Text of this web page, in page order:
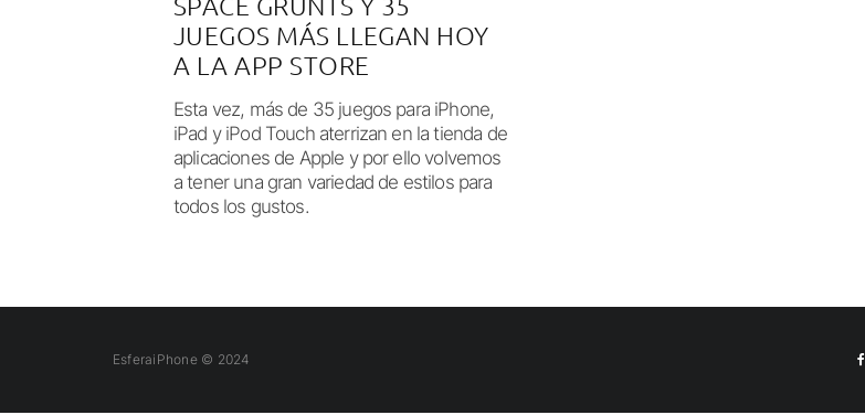
JUEGOS MÁS LLEGAN HOY
A LA APP STORE
Esta vez, más de 35 juegos para iPhone,
iPad y iPod Touch aterrizan en la tienda de
aplicaciones de Apple y por ello volvemos
a tener una gran variedad de estilos para
todos los gustos.
EsferaiPhone © 2024